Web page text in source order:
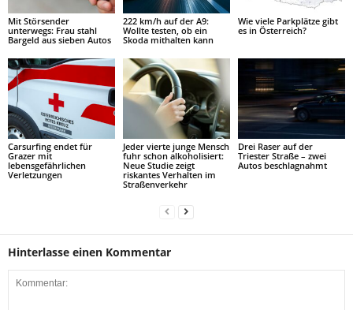
Mit Störsender
unterwegs: Frau stahl
Bargeld aus sieben Autos
222 km/h auf der A9:
Wollte testen, ob ein
Skoda mithalten kann
Wie viele Parkplätze gibt
es in Österreich?
Carsurfing endet für
Grazer mit
lebensgefährlichen
Verletzungen
Jeder vierte junge Mensch
fuhr schon alkoholisiert:
Neue Studie zeigt
riskantes Verhalten im
Straßenverkehr
Drei Raser auf der
Triester Straße – zwei
Autos beschlagnahmt
Hinterlasse einen Kommentar